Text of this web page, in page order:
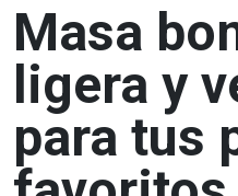
Masa
ligera y
para tus